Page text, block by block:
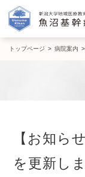
トップページ > 病院案内 >
【お知ら
を更新し